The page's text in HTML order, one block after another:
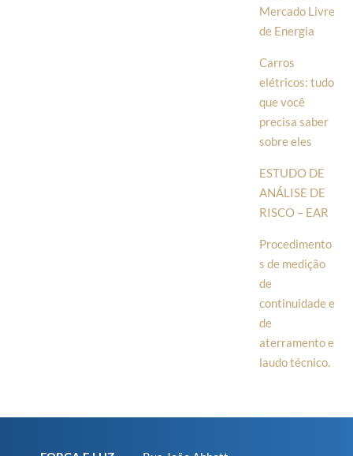
Mercado Livre
de Energia
Carros
elétricos: tudo
que você
precisa saber
sobre eles
ESTUDO DE
ANÁLISE DE
RISCO – EAR
Procedimento
s de medição
de
continuidade e
de
aterramento e
laudo técnico.